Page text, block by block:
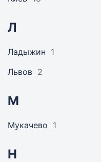
Л
Ладыжин 1
Львов 2
М
Мукачево 1
Н